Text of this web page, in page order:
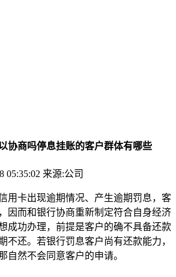
协商吗停息挂账的客户群体有哪些
05:35:02 来源:公司
用卡出现逾期情况、产生逾期罚息，客
因而和银行协商重新制定符合自身经济
成功办理，前提是客户的确不具备还款
不还。若银行罚息客户尚有还款能力，
自然不会同意客户的申请。